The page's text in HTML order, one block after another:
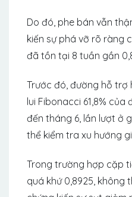
Do đó, phe bán vẫn
kiến ​​sự phá vỡ rõ ràng
đã tồn tại 8 tuần gần
Trước đó, đường hỗ
lui Fibonacci 61,8%
đến tháng 6, lần lượt ở
thể kiểm tra xu hướng
Trong trường hợp cặp
quá khứ 0,8925, không